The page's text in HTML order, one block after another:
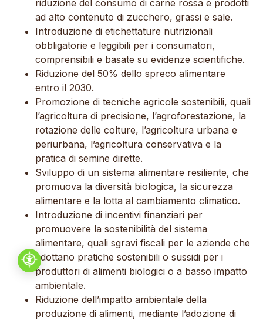
riduzione del consumo di carne rossa e prodotti
ad alto contenuto di zucchero, grassi e sale.
Introduzione di etichettature nutrizionali
obbligatorie e leggibili per i consumatori,
comprensibili e basate su evidenze scientifiche.
Riduzione del 50% dello spreco alimentare
entro il 2030.
Promozione di tecniche agricole sostenibili, quali
l’agricoltura di precisione, l’agroforestazione, la
rotazione delle colture, l’agricoltura urbana e
periurbana, l’agricoltura conservativa e la
pratica di semine dirette.
Sviluppo di un sistema alimentare resiliente, che
promuova la diversità biologica, la sicurezza
alimentare e la lotta al cambiamento climatico.
Introduzione di incentivi finanziari per
promuovere la sostenibilità del sistema
alimentare, quali sgravi fiscali per le aziende che
adottano pratiche sostenibili o sussidi per i
produttori di alimenti biologici o a basso impatto
ambientale.
Riduzione dell’impatto ambientale della
produzione di alimenti, mediante l’adozione di